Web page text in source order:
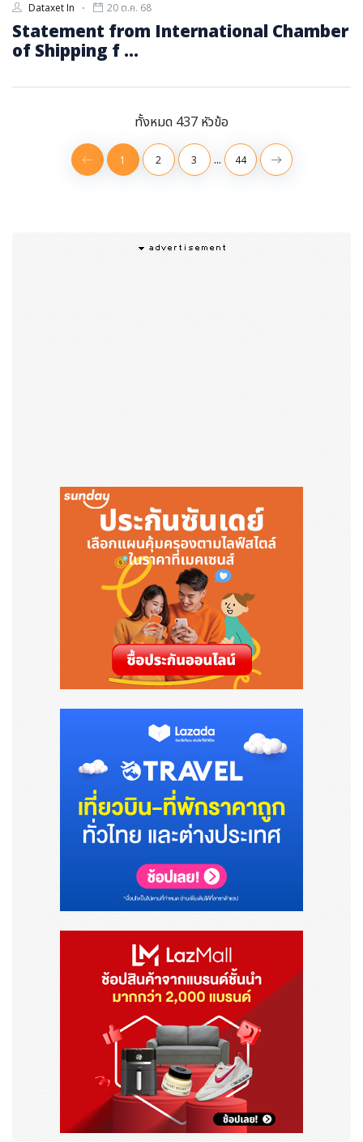
Dataxet In 20 ต.ค. 68
Statement from International Chamber
of Shipping f ...
ทั้งหมด 437 หัวข้อ
1 2 3 ... 44